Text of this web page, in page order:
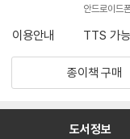
안드로이드
이용안내 TTS 가능
종이책 구매
도서정보